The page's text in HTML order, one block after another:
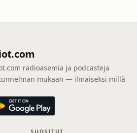
radioasemia ja podcasteja
mukaan — ilmaiseksi millä
SUOSITUT